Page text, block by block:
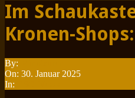
Im
Kronen-
By:
On: 30. Januar 2025
In: